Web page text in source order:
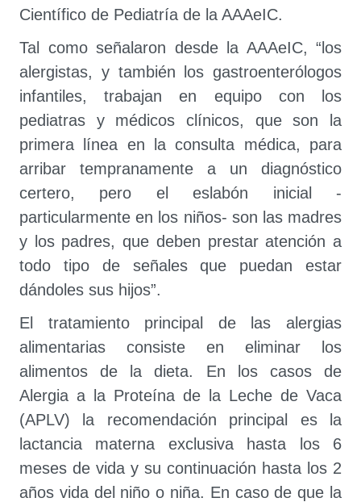
Científico de Pediatría de la AAAeIC.
Tal como señalaron desde la AAAeIC, “los
alergistas, y también los gastroenterólogos
infantiles, trabajan en equipo con los
pediatras y médicos clínicos, que son la
primera línea en la consulta médica, para
arribar tempranamente a un diagnóstico
certero, pero el eslabón inicial -
particularmente en los niños- son las madres
y los padres, que deben prestar atención a
todo tipo de señales que puedan estar
dándoles sus hijos”.
El tratamiento principal de las alergias
alimentarias consiste en eliminar los
alimentos de la dieta. En los casos de
Alergia a la Proteína de la Leche de Vaca
(APLV) la recomendación principal es la
lactancia materna exclusiva hasta los 6
meses de vida y su continuación hasta los 2
años vida del niño o niña. En caso de que la